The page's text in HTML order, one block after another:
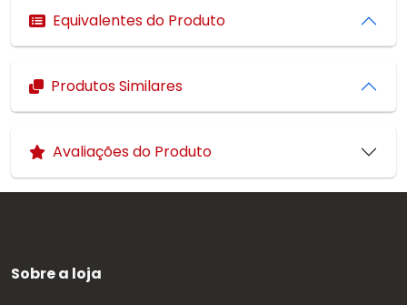
Equivalentes do Produto
Produtos Similares
Avaliações do Produto
Sobre a loja